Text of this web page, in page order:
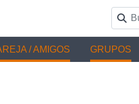
/ AMIGOS GRUPOS